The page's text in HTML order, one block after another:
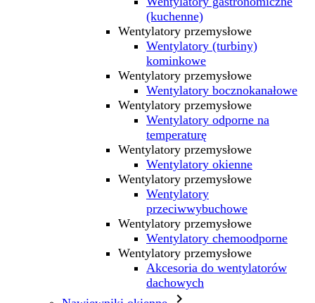
(kuchenne)
Wentylatory przemysłowe
Wentylatory (turbiny)
kominkowe
Wentylatory przemysłowe
Wentylatory bocznokanałowe
Wentylatory przemysłowe
Wentylatory odporne na
temperaturę
Wentylatory przemysłowe
Wentylatory okienne
Wentylatory przemysłowe
Wentylatory
przeciwwybuchowe
Wentylatory przemysłowe
Wentylatory chemoodporne
Wentylatory przemysłowe
Akcesoria do wentylatorów
dachowych
